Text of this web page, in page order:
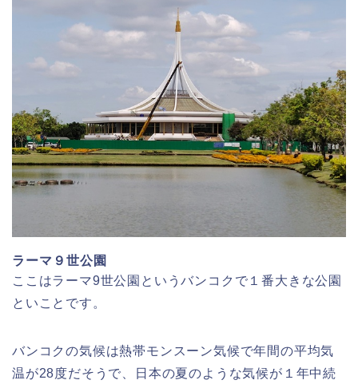
ラーマ９世公園
ここはラーマ9世公園というバンコクで１番大きな公園
といことです。
バンコクの気候は熱帯モンスーン気候で年間の平均気
温が28度だそうで、日本の夏のような気候が１年中続